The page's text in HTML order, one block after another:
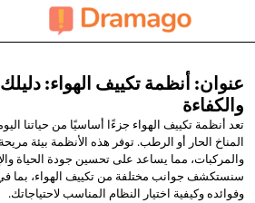
عنوان: أنظمة تكييف الهواء:
والكفاءة
تعد أنظمة تكييف الهواء جزءًا أساسيًا من حياتنا
المناخ الحار أو الرطب. توفر هذه الأنظمة بيئة
والمركبات، مما يساعد على تحسين جودة الحياة
سنستكشف جوانب مختلفة من تكييف الهواء، بما
وفوائده وكيفية اختيار النظام المناسب لاحتياجاتك.